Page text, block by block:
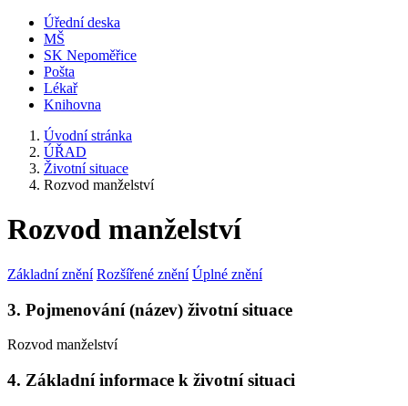
Úřední deska
MŠ
SK Nepoměřice
Pošta
Lékař
Knihovna
Úvodní stránka
ÚŘAD
Životní situace
Rozvod manželství
Rozvod manželství
Základní znění Rozšířené znění Úplné znění
3. Pojmenování (název) životní situace
Rozvod manželství
4. Základní informace k životní situaci